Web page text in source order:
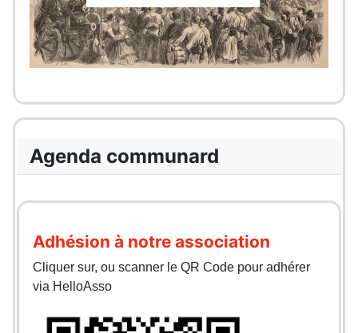
Agenda communard
Adhésion à notre association
Cliquer sur, ou scanner le QR Code pour adhérer
via HelloAsso